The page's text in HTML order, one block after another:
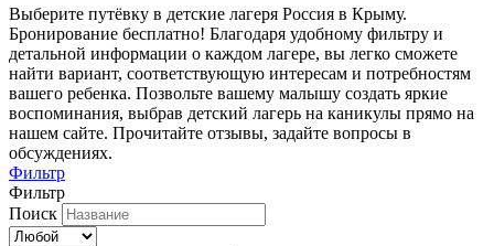
Выберите путёвку в детские лагеря Россия в Крыму.
Бронирование бесплатно! Благодаря удобному фильтру и
детальной информации о каждом лагере, вы легко сможете
найти вариант, соответствующую интересам и потребностям
вашего ребенка. Позвольте вашему малышу создать яркие
воспоминания, выбрав детский лагерь на каникулы прямо на
нашем сайте. Прочитайте отзывы, задайте вопросы в
обсуждениях.
Фильтр
Фильтр
Поиск